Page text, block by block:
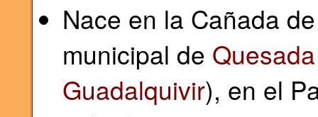
Nace en la Cañada
municipal de Quesada
Guadalquivir), en el